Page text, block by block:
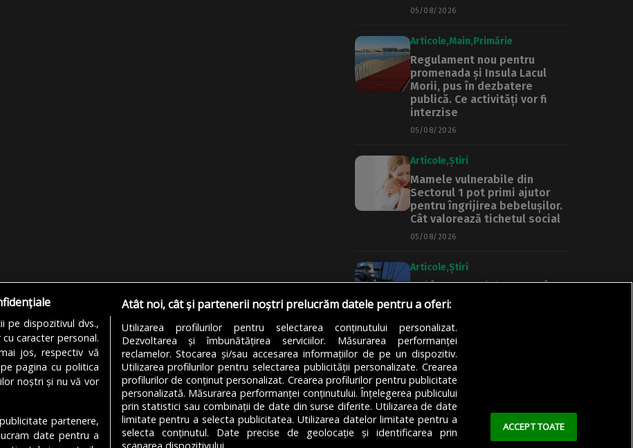
05/08/2026
Articole Main Primărie
Regulament nou pentru
promenada și Insula Lacul
Morii, pus în dezbatere
publică. Ce activități vor fi
interzise
05/08/2026
Articole Știri
Mamele vulnerabile din
Sectorul 1 pot primi ajutor
pentru îngrijirea bebelușilor.
Cât valorează tichetul social
05/08/2026
Articole Știri
Noi întreruperi de curent în
București, Ilfov și Giurgiu.
Rețele Electrice Muntenia
transmite lista actualizată a
străzilor afectate
05/08/2026
MODIFICĂ SETĂRILE COOKIES
pe dispozitivul dvs.,
caracter personal.
jos, respectiv vă
pagina cu politica
noștri și nu vă vor
partenere,
date pentru a
Atât noi, cât și partenerii noștri prelucrăm datele pentru a oferi:
Utilizarea profilurilor pentru selectarea conținutului personalizat.
Dezvoltarea și îmbunătățirea serviciilor. Măsurarea performanței
reclamelor. Stocarea și/sau accesarea informațiilor de pe un dispozitiv.
Utilizarea profilurilor pentru selectarea publicității personalizate. Crearea
profilurilor de conținut personalizat. Crearea profilurilor pentru publicitate
personalizată. Măsurarea performanței conținutului. Înțelegerea publicului
prin statistici sau combinații de date din surse diferite. Utilizarea de date
limitate pentru a selecta publicitatea. Utilizarea datelor limitate pentru a
selecta conținutul. Date precise de geolocație și identificarea prin
ACCEPT TOATE